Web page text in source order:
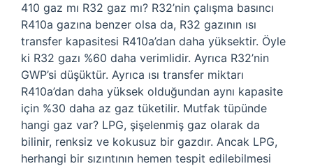
410 gaz mı R32 gaz mı? R32’nin çalışma basıncı
R410a gazına benzer olsa da, R32 gazının ısı
transfer kapasitesi R410a’dan daha yüksektir. Öyle
ki R32 gazı %60 daha verimlidir. Ayrıca R32’nin
GWP’si düşüktür. Ayrıca ısı transfer miktarı
R410a’dan daha yüksek olduğundan aynı kapasite
için %30 daha az gaz tüketilir. Mutfak tüpünde
hangi gaz var? LPG, şişelenmiş gaz olarak da
bilinir, renksiz ve kokusuz bir gazdır. Ancak LPG,
herhangi bir sızıntının hemen tespit edilebilmesi